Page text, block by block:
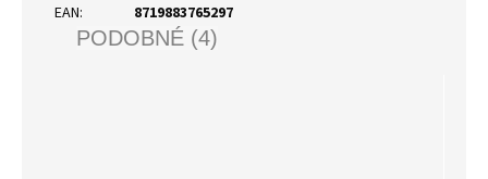
EAN: 8719883765297
PODOBNÉ (4)